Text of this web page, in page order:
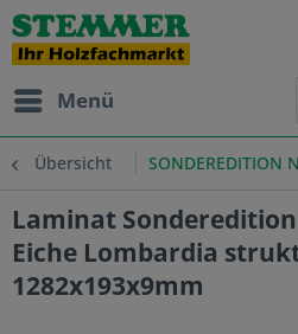
Menü
Übersicht SONDEREDITION
Laminat Sonderedition
Eiche Lombardia
1282x193x9mm